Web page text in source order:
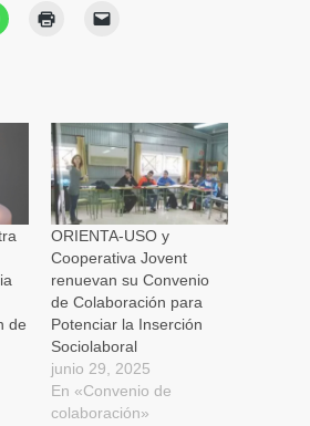
Haz
clic
ventana
ventana
nueva)
electrónico
a
un
amigo
(Se
abre
en
una
ventana
nueva)
de
ORIENTA-USO y
Cooperativa Jovent
renuevan su Convenio
de Colaboración para
Potenciar la Inserción
Sociolaboral
junio 29, 2025
En «Convenio de
colaboración»